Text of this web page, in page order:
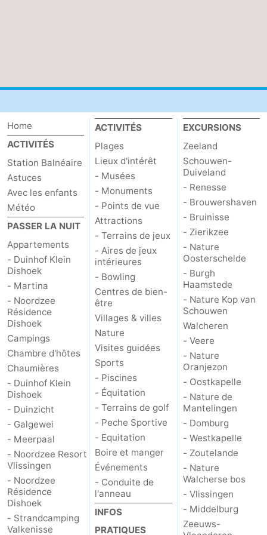
van
Veere
-
Oranjezon
Oostkapelle
-
Nature
Mantelingen
-
Westkapelle
-
Zoutelande
-
Nature
Walcherse
bos
-
Vlissingen
-
Middelburg
Zeeuws-
Vlaanderen
-
Nieuwvliet
-
Sluis
Cadzand
-
Nature
Het
Météo
Contact
Home
ACTIVITÉS
Station Balnéaire
Astuces
Avec les enfants
Météo
PASSER LA NUIT
Appartements
- Duinhof Klein
Dishoek
- Martina
- Noordzee
Résidence
Dishoek
Campings
Chambre d'hôtes
Chaumières
- Duinhof Klein
Dishoek
- Duinzicht
- Galgewei
- Meerpaal
- Noordzee Resort
Vlissingen
- Noordzee
Résidence
Dishoek
- Strandcamping
Valkenisse
ACTIVITÉS
Plages
Lieux d'intérêt
- Musées
- Monuments
- Points de vue
Attractions
- Terrains de jeux
- Aires de jeux
intérieures
- Bowling
Centres de bien-
être
Villages & villes
Nature
Visites guidées
Sports
- Piscines
- Équitation
- Terrains de golf
- Peche Sportive
- Equitation
Boire et manger
Événements
- Conduite de
l'anneau
INFOS
PRATIQUES
EXCURSIONS
Zeeland
Schouwen-
Duiveland
- Renesse
- Brouwershaven
- Bruinisse
- Zierikzee
- Nature
Oosterschelde
- Burgh
Haamstede
- Nature Kop van
Schouwen
Walcheren
- Veere
- Nature
Oranjezon
- Oostkapelle
- Nature de
Mantelingen
- Domburg
- Westkapelle
- Zoutelande
- Nature
Walcherse bos
- Vlissingen
- Middelburg
Zeeuws-